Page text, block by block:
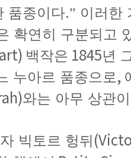
품종이다.” 이러한
확연히 구분되고
백작은 1845년
누아르 품종으로 ,
와는 아무 상관이
빅토르 헝뒤